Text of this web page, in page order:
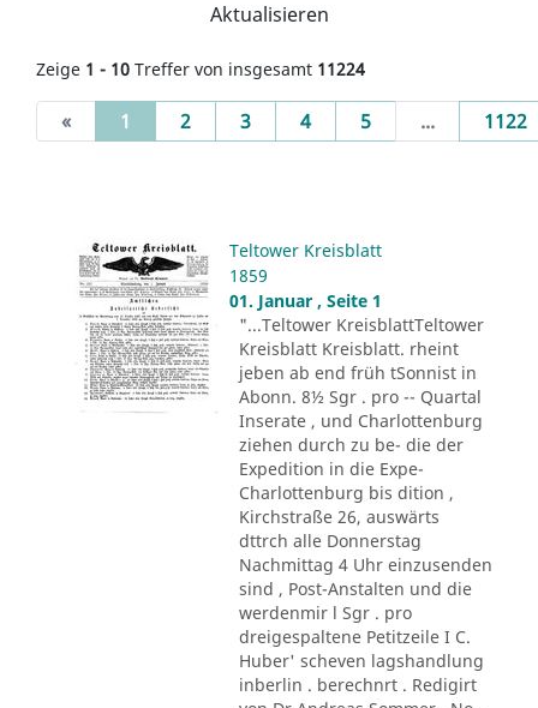
Aktualisieren
Zeige 1 - 10 Treffer von insgesamt 11224
« 1 (current)
2 3 4 5 ... 1122
Teltower Kreisblatt
1859
01. Januar , Seite 1
"...Teltower KreisblattTeltower
Kreisblatt Kreisblatt. rheint
jeben ab end früh tSonnist in
Abonn. 8½ Sgr . pro -- Quartal
Inserate , und Charlottenburg
ziehen durch zu be- die der
Expedition in die Expe-
Charlottenburg bis dition ,
Kirchstraße 26, auswärts
dttrch alle Donnerstag
Nachmittag 4 Uhr einzusenden
sind , Post-Anstalten und die
werdenmir l Sgr . pro
dreigespaltene Petitzeile I C.
Huber' scheven lagshandlung
inberlin . berechnrt . Redigirt